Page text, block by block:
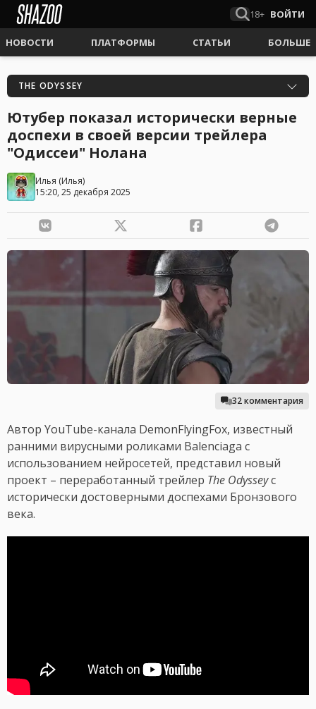
18+ ВОЙТИ
НОВОСТИ ПЛАТФОРМЫ СТАТЬИ БОЛЬШЕ
THE ODYSSEY
Ютубер показал исторически верные
доспехи в своей версии трейлера
"Одиссеи" Нолана
Илья (Илья)
15:20, 25 декабря 2025
32 комментария
Автор YouTube-канала DemonFlyingFox, известный
ранними вирусными роликами Balenciaga с
использованием нейросетей, представил новый
проект – переработанный трейлер The Odysseyс
исторически достоверными доспехами Бронзового
века.